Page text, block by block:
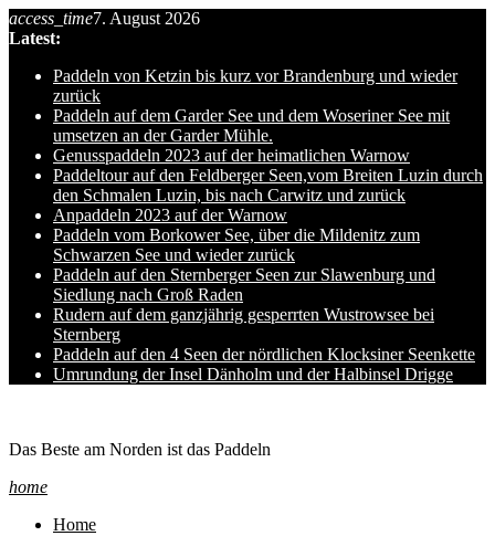
Skip
to
content
access_time7. August 2026
Latest:
Paddeln von Ketzin bis kurz vor Brandenburg und wieder
zurück
Paddeln auf dem Garder See und dem Woseriner See mit
umsetzen an der Garder Mühle.
Genusspaddeln 2023 auf der heimatlichen Warnow
Paddeltour auf den Feldberger Seen,vom Breiten Luzin durch
den Schmalen Luzin, bis nach Carwitz und zurück
Anpaddeln 2023 auf der Warnow
Paddeln vom Borkower See, über die Mildenitz zum
Schwarzen See und wieder zurück
Paddeln auf den Sternberger Seen zur Slawenburg und
Siedlung nach Groß Raden
Rudern auf dem ganzjährig gesperrten Wustrowsee bei
Sternberg
Paddeln auf den 4 Seen der nördlichen Klocksiner Seenkette
Umrundung der Insel Dänholm und der Halbinsel Drigge
Das Beste am Norden ist das Paddeln
home
Home